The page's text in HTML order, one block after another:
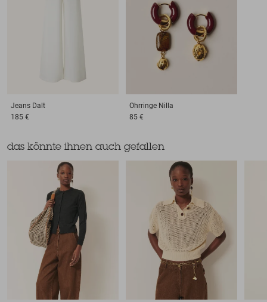
Jeans Dalt
185 €
Ohrringe Nilla
85 €
das könnte ihnen auch gefallen